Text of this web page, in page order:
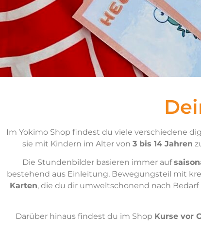
Im Yokimo Shop findest du viele verschiedene
sie mit Kindern im Alter von 3 bis 14 Jahren
Die Stundenbilder basieren immer auf
bestehend aus Einleitung, Bewegungsteil mit
Karten, die du dir umweltschonend nach
Darüber hinaus findest du im Shop Kurse vor